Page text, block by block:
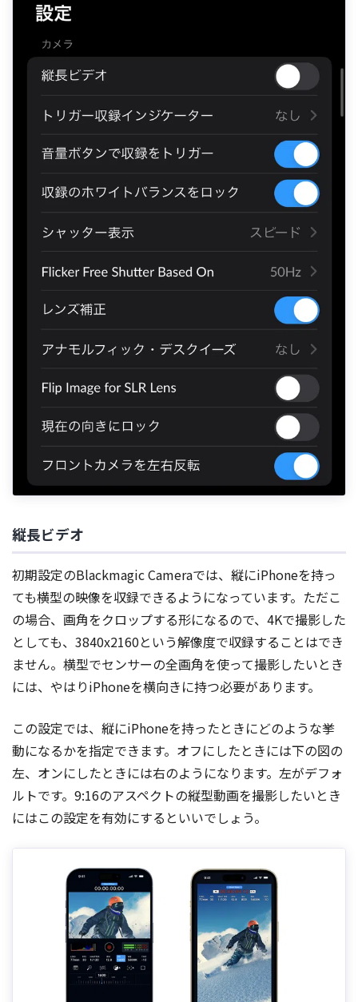
縦長ビデオ
初期設定のBlackmagic Cameraでは、縦にiPhoneを持っ
ても横型の映像を収録できるようになっています。ただこ
の場合、画角をクロップする形になるので、4Kで撮影した
としても、3840x2160という解像度で収録することはでき
ません。横型でセンサーの全画角を使って撮影したいとき
には、やはりiPhoneを横向きに持つ必要があります。
この設定では、縦にiPhoneを持ったときにどのような挙
動になるかを指定できます。オフにしたときには下の図の
左、オンにしたときには右のようになります。左がデフォ
ルトです。9:16のアスペクトの縦型動画を撮影したいとき
にはこの設定を有効にするといいでしょう。